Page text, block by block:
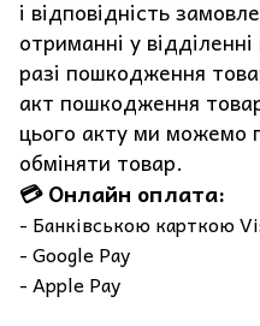
і відповідність
отриманні у
разі пошкодження
акт пошкодження
цього акту ми можемо
обміняти товар.
💳 Онлайн оплата:
- Банківською карткою
- Google Pay
- Apple Pay